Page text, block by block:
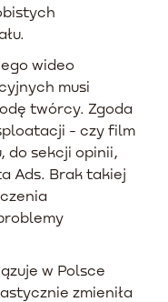
wideo
musi
twórcy. Zgoda
- czy film
do sekcji opinii,
Ads. Brak takiej
w Polsce
zmieniła